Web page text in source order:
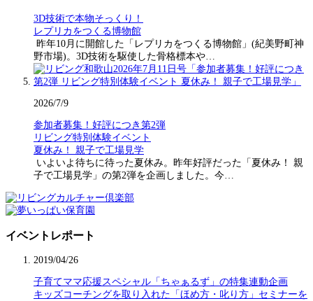
3D技術で本物そっくり！
レプリカをつくる博物館
昨年10月に開館した「レプリカをつくる博物館」(紀美野町神
野市場)。3D技術を駆使した骨格標本や…
2026/7/9
参加者募集！好評につき第2弾
リビング特別体験イベント
夏休み！ 親子で工場見学
いよいよ待ちに待った夏休み。昨年好評だった「夏休み！ 親
子で工場見学」の第2弾を企画しました。今…
イベントレポート
2019/04/26
子育てママ応援スペシャル「ちゃぁるず」の特集連動企画
キッズコーチングを取り入れた「ほめ方・叱り方」セミナーを